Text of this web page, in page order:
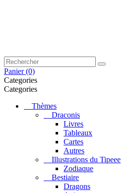
Panier (0)
Categories
Categories
Thèmes
Draconis
Livres
Tableaux
Cartes
Autres
Illustrations du Tipeee
Zodiaque
Bestiaire
Dragons